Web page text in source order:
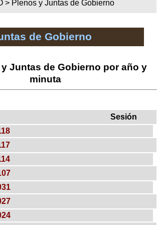
> Plenos y Juntas de Gobierno
de Gobierno
Juntas de Gobierno por año y
minuta
Sesión